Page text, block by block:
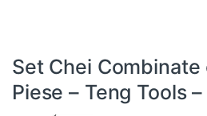
Set Chei
Piese – Teng Tools